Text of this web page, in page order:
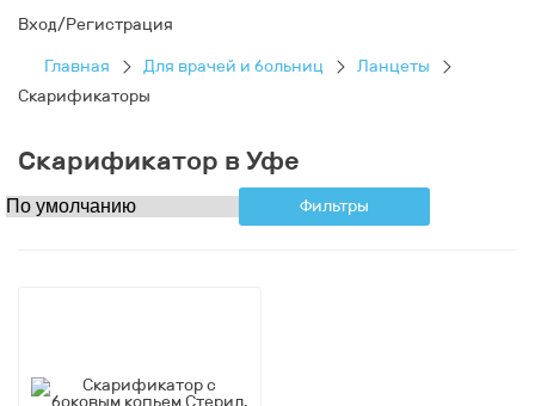
Вход/Регистрация
Главная Для врачей и больниц
Ланцеты
Скарификаторы
Скарификатор в Уфе
Фильтры